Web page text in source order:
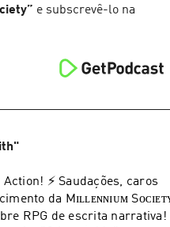
outras redes sociais!
” e subscrevê-lo na
caros
RPG de escrita narrativa! No